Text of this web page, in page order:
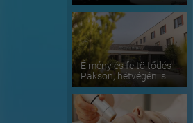
Élmény és feltöltődés
Pakson, hétvégén is